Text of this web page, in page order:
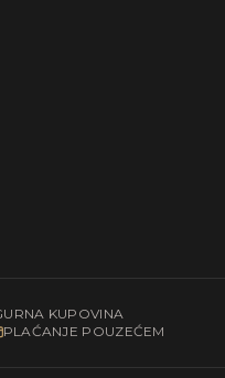
KUPOVINA
PLAĆANJE POUZEĆEM